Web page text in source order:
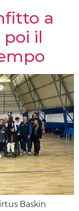
a
poi il
Baskin